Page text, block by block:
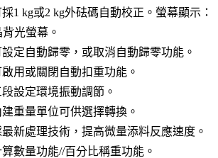
1 kg或2 kg外砝碼自動校正。螢幕顯示：
光螢幕。
定自動歸零，或取消自動歸零功能。
用或關閉自動扣重功能。
設定環境振動調節。
重量單位可供選擇轉換。
新處理技術，提高微量添料反應速度。
數量功能//百分比稱重功能。